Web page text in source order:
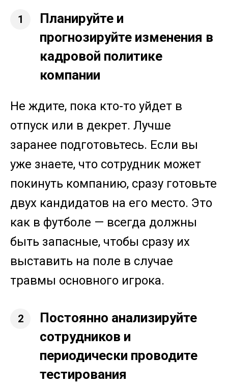
1
Планируйте и
прогнозируйте изменения в
кадровой политике
компании
Не ждите, пока кто-то уйдет в
отпуск или в декрет. Лучше
заранее подготовьтесь. Если вы
уже знаете, что сотрудник может
покинуть компанию, сразу готовьте
двух кандидатов на его место. Это
как в футболе — всегда должны
быть запасные, чтобы сразу их
выставить на поле в случае
травмы основного игрока.
2
Постоянно анализируйте
сотрудников и
периодически проводите
тестирования